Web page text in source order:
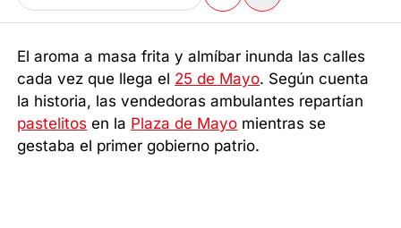
El aroma a masa frita y almíbar inunda las calles
cada vez que llega el 25 de Mayo. Según cuenta
la historia, las vendedoras ambulantes repartían
pastelitos en la Plaza de Mayo mientras se
gestaba el primer gobierno patrio.